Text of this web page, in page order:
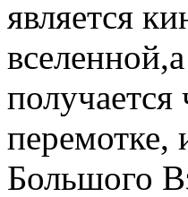
является
перемотке,
Большого